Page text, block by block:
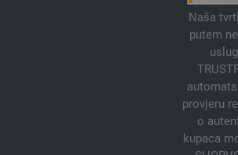
Naša
putem
provjeru
o
kupaca